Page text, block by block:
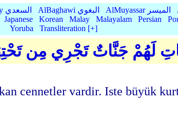
AsSaadiyy السعدي AlBaghawi البغوي AlMuyassar الميسر
Japanese Korean Malay Malayalam Persian
Yoruba
Transliteration [+]
لَهُمْ جَنَّاتٌ تَجْرِي مِن
cennetler vardir. Iste büyük